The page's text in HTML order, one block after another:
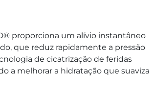
proporciona um alívio instantâneo
que reduz rapidamente a pressão
de cicatrização de feridas
a melhorar a hidratação que suaviza